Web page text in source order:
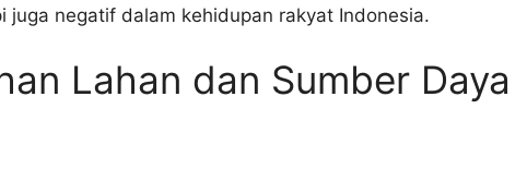
negatif dalam kehidupan rakyat Indonesia.
Lahan dan Sumber Daya